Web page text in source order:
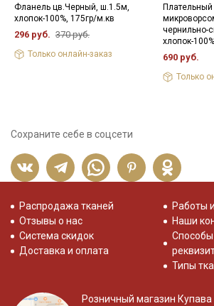
Фланель цв.Черный, ш.1.5м,
хлопок-100%, 175гр/м.кв
296 руб. 370 руб.
Только онлайн-заказ
чернильно-
хлопок-
690 руб.
Только
Сохраните себе в соцсети
Распродажа тканей
Отзывы о нас
Система скидок
Доставка и оплата
Работы
Наши
Типы
Розничный магазин Купава